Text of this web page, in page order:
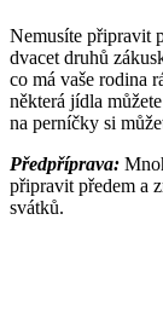
Nemusíte připravit
dvacet druhů
co má vaše rodina
některá jídla
na perníčky si
Předpříprava:
připravit předem a
svátků.